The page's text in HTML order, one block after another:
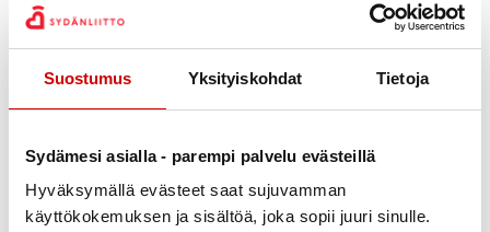
Suostumus Yksityiskohdat Tietoja
Sydämesi asialla - parempi palvelu evästeillä
Hyväksymällä evästeet saat sujuvamman
käyttökokemuksen ja sisältöä, joka sopii juuri sinulle.
Jaa Whatsapp
Jaa FacebookJaa TwitterJaa Linkedin
Jaa EmailJaa Print